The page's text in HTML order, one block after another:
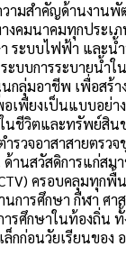
ามสำคัญด้านงาน
งคมนาคมทุกประเ
ระบบไฟฟ้า และ
ะบบการระบายน้ำ
กลุ่มอาชีพ เพื่อสร้า
เพียงเป็นแบบอย่า
ในชีวิตและทรัพย์สิ
รวจอาสาสายตรว
านสวัสดิการแก่สม
ครอบคลุมทุกพื้
นการศึกษา กีฬา ศ
รศึกษาในท้องถิ่น
ก่อนวัยเรียนของ